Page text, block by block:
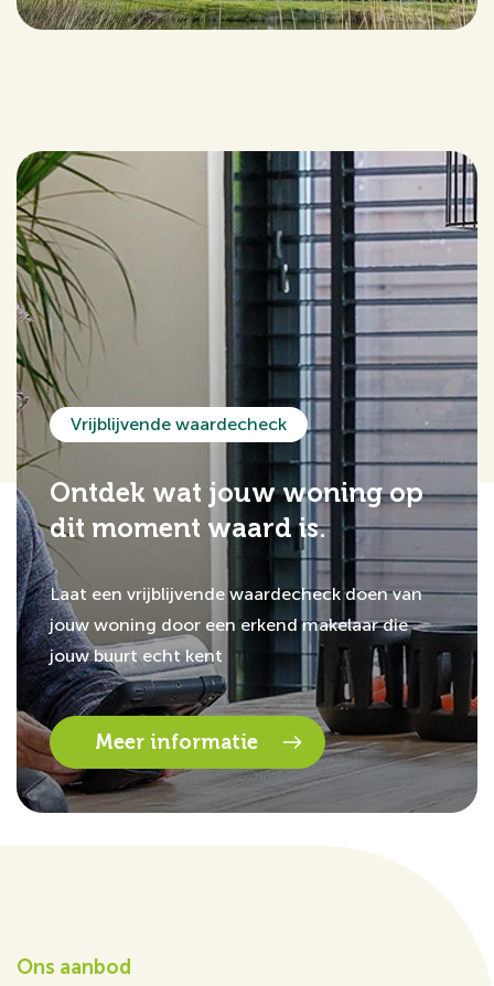
Vrijblijvende waardecheck
Ontdek wat jouw woning op
dit moment waard is.
Laat een vrijblijvende waardecheck doen van
jouw woning door een erkend makelaar die
jouw buurt echt kent
Meer informatie
Ons aanbod